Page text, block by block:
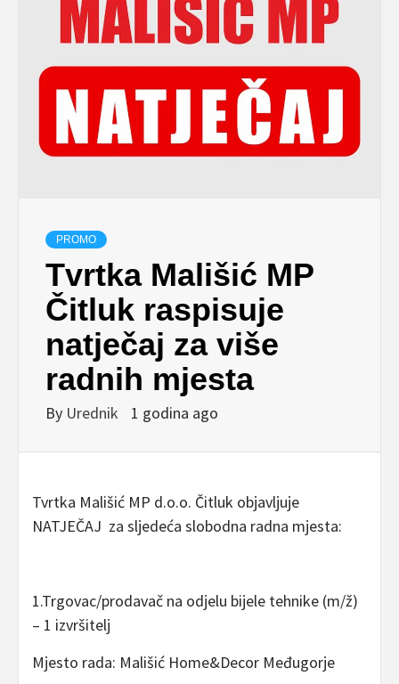
PROMO
Tvrtka Mališić MP
Čitluk raspisuje
natječaj za više
radnih mjesta
By Urednik 1 godina ago
Tvrtka Mališić MP d.o.o. Čitluk objavljuje
NATJEČAJ za sljedeća slobodna radna mjesta:
1.Trgovac/prodavač na odjelu bijele tehnike (m/ž)
– 1 izvršitelj
Mjesto rada: Mališić Home&Decor Međugorje